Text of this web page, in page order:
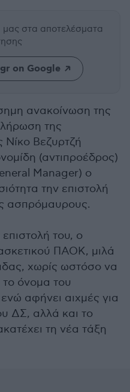
μας στα αποτελέσματα
on Google
ανακοίνωση της
της
Νίκο Βεζυρτζή
(αντιπροέδρος)
Manager) ο
την επιστολή
ασπρόμαυρους.
του, ο
ΠΑΟΚ, μιλά
χωρίς ωστόσο να
όνομα του
αφήνει αιχμές για
ΔΣ, αλλά και το
τη νέα τάξη